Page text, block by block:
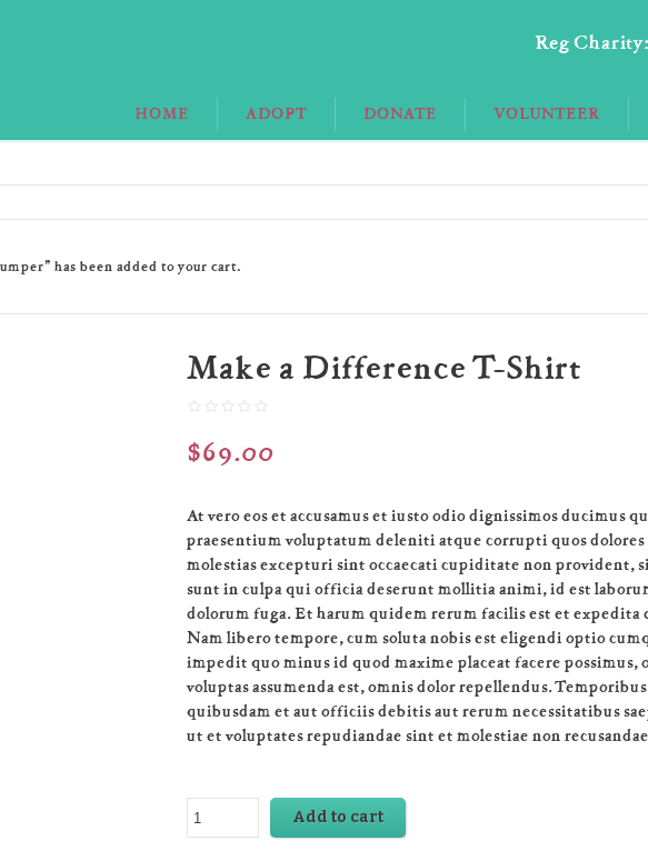
Reg
HOME ADOPT DONATE VOLUNTEER
has been added to your cart.
Make a Difference T-Shirt
$69.00
At vero eos et accusamus et iusto odio dignissimos ducimus
praesentium voluptatum deleniti atque corrupti quos dolores
molestias excepturi sint occaecati cupiditate non provident,
sunt in culpa qui officia deserunt mollitia animi, id est
dolorum fuga. Et harum quidem rerum facilis est et
Nam libero tempore, cum soluta nobis est eligendi optio
impedit quo minus id quod maxime placeat facere possimus,
voluptas assumenda est, omnis dolor repellendus.
quibusdam et aut officiis debitis aut rerum necessitatibus
ut et voluptates repudiandae sint et molestiae non
Add to cart